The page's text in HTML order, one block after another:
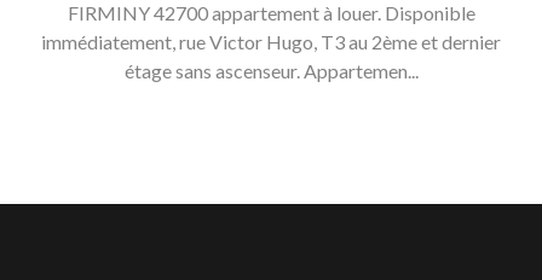
FIRMINY 42700 appartement à louer. Disponible
immédiatement, rue Victor Hugo, T3 au 2ème et dernier
étage sans ascenseur. Appartemen...